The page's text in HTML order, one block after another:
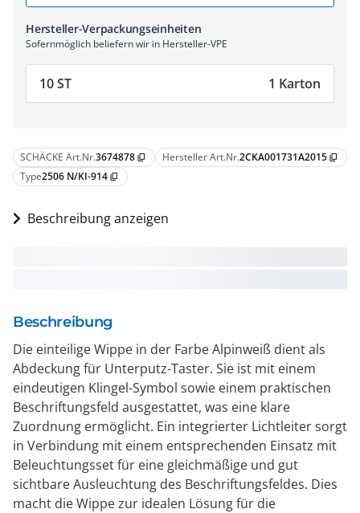
SCHÄCKE Art.Nr.3674878 content_copy Hersteller Art.Nr.2CKA001731A2015 content_copy
Type2506 N/KI-914 content_copy
Beschreibung anzeigen
Beschreibung
Die einteilige Wippe in der Farbe Alpinweiß dient als
Abdeckung für Unterputz-Taster. Sie ist mit einem
eindeutigen Klingel-Symbol sowie einem praktischen
Beschriftungsfeld ausgestattet, was eine klare
Zuordnung ermöglicht. Ein integrierter Lichtleiter sorgt
in Verbindung mit einem entsprechenden Einsatz mit
Beleuchtungsset für eine gleichmäßige und gut
sichtbare Ausleuchtung des Beschriftungsfeldes. Dies
macht die Wippe zur idealen Lösung für die
Hersteller-Verpackungseinheiten
Sofernmöglich beliefern wir in Hersteller-VPE
10 ST 1 Karton